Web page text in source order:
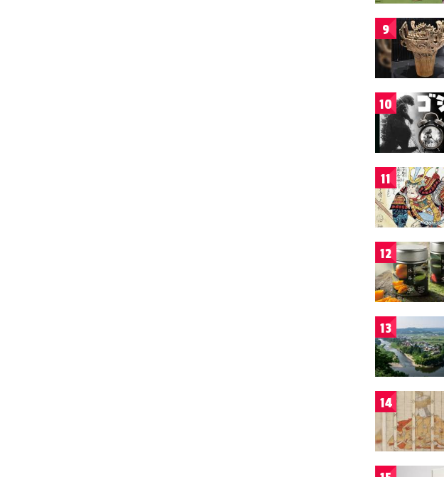
9
10
11
12
13
14